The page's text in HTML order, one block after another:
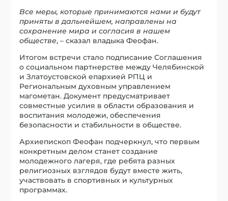
Все меры, которые принимаются нами и будут
приняты в дальнейшем, направлены на
сохранение мира и согласия в нашем
обществе, – сказал владыка Феофан.
Итогом встречи стало подписание Соглашения
о социальном партнерстве между Челябинской
и Златоустовской епархией РПЦ и
Региональным духовным управлением
магометан. Документ предусматривает
совместные усилия в области образования и
воспитания молодежи, обеспечения
безопасности и стабильности в обществе.
Архиепископ Феофан подчеркнул, что первым
конкретным делом станет создание
молодежного лагеря, где ребята разных
религиозных взглядов будут вместе жить,
участвовать в спортивных и культурных
программах.